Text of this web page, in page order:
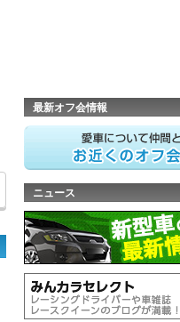
最新オフ会情報
ニュース